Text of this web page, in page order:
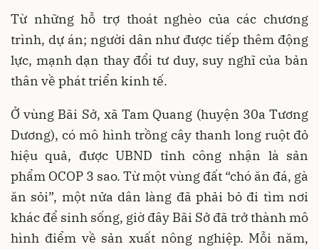
Từ những hỗ trợ thoát nghèo của các chương
trình, dự án; người dân như được tiếp thêm động
lực, mạnh dạn thay đổi tư duy, suy nghĩ của bản
thân về phát triển kinh tế.
Ở vùng Bãi Sở, xã Tam Quang (huyện 30a Tương
Dương), có mô hình trồng cây thanh long ruột đỏ
hiệu quả, được UBND tỉnh công nhận là sản
phẩm OCOP 3 sao. Từ một vùng đất “chó ăn đá, gà
ăn sỏi”, một nửa dân làng đã phải bỏ đi tìm nơi
khác để sinh sống, giờ đây Bãi Sở đã trở thành mô
hình điểm về sản xuất nông nghiệp. Mỗi năm,